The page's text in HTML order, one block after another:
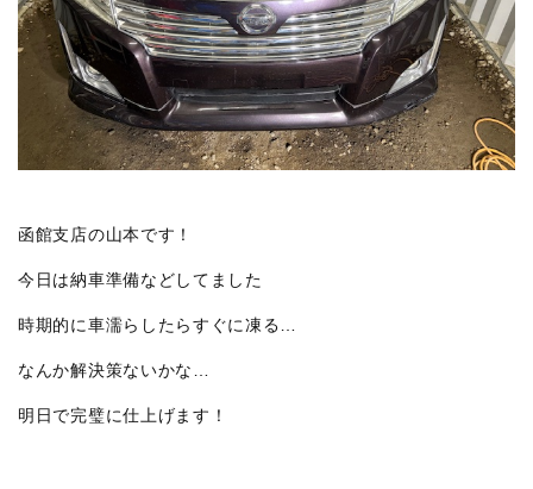
函館支店の山本です！
今日は納車準備などしてました
時期的に車濡らしたらすぐに凍る…
なんか解決策ないかな…
明日で完璧に仕上げます！